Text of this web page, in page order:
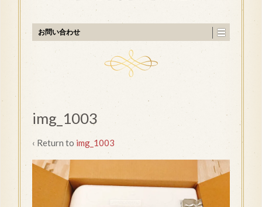
お問い合わせ
img_1003
‹ Return to img_1003